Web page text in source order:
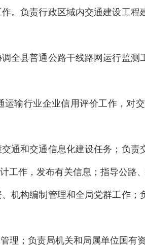
。负责行政区域内交通建设工
全县普通公路干线路网运行监
输行业企业信用评价工作，对
通和交通信息化建设任务；负
作，发布有关信息；指导公路
机构编制管理和全局党群工作
理；负责局机关和局属单位国有